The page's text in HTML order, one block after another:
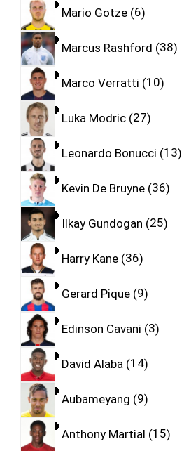
Mario Gotze 6
Marcus Rashford 38
Marco Verratti 10
Luka Modric 27
Leonardo Bonucci 13
Kevin De Bruyne 36
Ilkay Gundogan 25
Harry Kane 36
Gerard Pique 9
Edinson Cavani 3
David Alaba 14
Aubameyang 9
Anthony Martial 15